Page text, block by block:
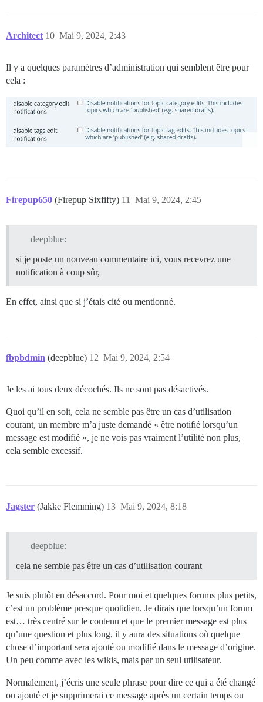
Architect Mai 9, 2024, 2:43
10
Il y a quelques paramètres d’administration qui semblent être pour
cela :
Firepup650 (Firepup Sixfifty) Mai 9, 2024, 2:45
11
deepblue:
si je poste un nouveau commentaire ici, vous recevrez une
notification à coup sûr,
En effet, ainsi que si j’étais cité ou mentionné.
fbpbdmin (deepblue) Mai 9, 2024, 2:54
12
Je les ai tous deux décochés. Ils ne sont pas désactivés.
Quoi qu’il en soit, cela ne semble pas être un cas d’utilisation
courant, un membre m’a juste demandé « être notifié lorsqu’un
message est modifié », je ne vois pas vraiment l’utilité non plus,
cela semble excessif.
Jagster (Jakke Flemming) Mai 9, 2024, 8:18
13
deepblue:
cela ne semble pas être un cas d’utilisation courant
Je suis plutôt en désaccord. Pour moi et quelques forums plus petits,
c’est un problème presque quotidien. Je dirais que lorsqu’un forum
est… très centré sur le contenu et que le premier message est plus
qu’une question et plus long, il y aura des situations où quelque
chose d’important sera ajouté ou modifié dans le message d’origine.
Un peu comme avec les wikis, mais par un seul utilisateur.
Normalement, j’écris une seule phrase pour dire ce qui a été changé
ou ajouté et je supprimerai ce message après un certain temps ou